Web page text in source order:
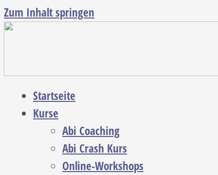
Zum Inhalt springen
Startseite
Kurse
Abi Coaching
Abi Crash Kurs
Online-Workshops